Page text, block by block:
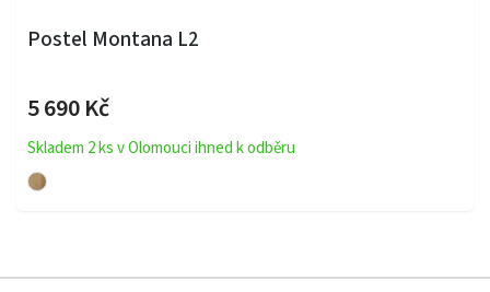
Postel Montana L2
5 690 Kč
Skladem 2 ks v Olomouci ihned k odběru